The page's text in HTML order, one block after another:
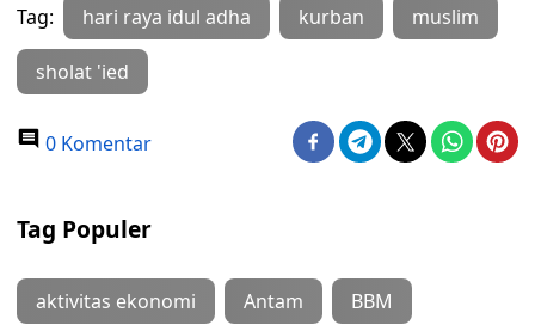
Tag: hari raya idul adha kurban muslim
sholat 'ied
0 Komentar
Tag Populer
aktivitas ekonomi Antam BBM